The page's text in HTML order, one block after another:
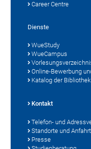
Career Centre
Dienste
WueStudy
WueCampus
Online-Bewerbung
Katalog der Bibliothek
Kontakt
Telefon- und
Standorte und Anfahrt
Presse